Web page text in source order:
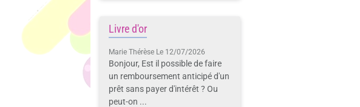
Livre d'or
Marie Thérèse Le 12/07/2026
Bonjour, Est il possible de faire
un remboursement anticipé d'un
prêt sans payer d'intérêt ? Ou
peut-on ...